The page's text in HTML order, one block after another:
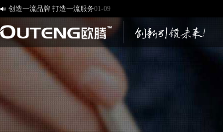
 创造一流品牌 打造一流服务01-09